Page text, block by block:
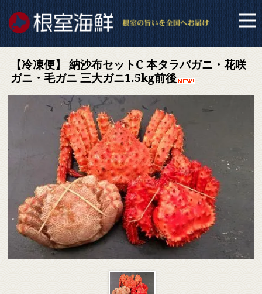
【冷凍便】 納沙布セットC 本タラバガニ・花咲
ガニ・毛ガニ 三大ガニ1.5kg前後